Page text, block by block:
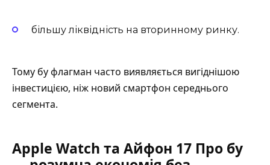
більшу ліквідність на вторинному ринку.
Тому бу флагман часто виявляється вигіднішою
інвестицією, ніж новий смартфон середнього
сегмента.
Apple Watch та Айфон 17 Про бу